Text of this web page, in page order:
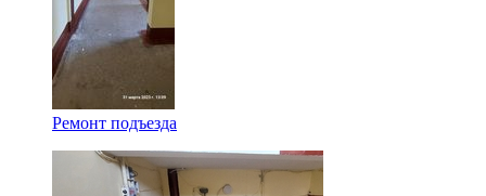
Ремонт подъезда